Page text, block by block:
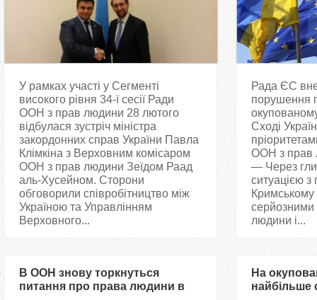
У рамках участі у Сегменті
високого рівня 34-ї сесії Ради
ООН з прав людини 28 лютого
відбулася зустріч міністра
закордонних справ України Павла
Клімкіна з Верховним комісаром
ООН з прав людини Зеїдом Раад
аль-Хусейном. Сторони
обговорили співробітництво між
Україною та Управлінням
Верховного...
Рада ЄС
порушення
Сході
ООН з прав
— Через
ситуацією
Кримському
людини і...
В ООН знову торкнуться
питання про права людини в
На
найбільше